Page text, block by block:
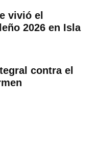
vivió el
2026 en Isla
contra el